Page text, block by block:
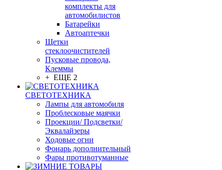
комплекты для
автомобилистов
Батарейки
Автоаптечки
Щетки
стеклоочистителей
Пусковые провода,
Клеммы
+ ЕЩЕ 2
СВЕТОТЕХНИКА
Лампы для автомобиля
Проблесковые маячки
Проекции/ Подсветки/
Эквалайзеры
Ходовые огни
Фонарь дополнительный
Фары противотуманные